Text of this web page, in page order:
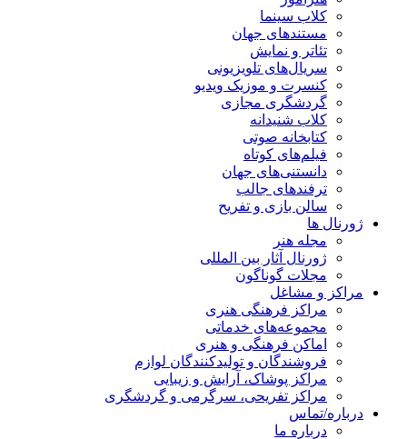
کلاب سینما
مستندهای جهان
تئاتر و نمایش
سریال‌های تلویزیونی
کنسرت و موزیک ویدیو
گردشگری مجازی
کلاب شنیدانه
کتابخانه صوتی
فیلم‌های کوتاه
دانستنی‌های جهان
ترفندهای جالب
سالن بازی و تفریح
ژورنال ها
مجله هنر
ژورنال آثار بین المللی
مجلات گوناگون
مراکز و مشاغل
مراکز فرهنگی هنری
مجموعه‌های خدماتی
اماکن فرهنگی و هنری
فروشندگان و تولیدکنندگان لوازم
مراکز پوشاک، آرایش و زیبایی
مراکز تفریحی، سرگرمی و گردشگری
درباره/تماس
درباره ما